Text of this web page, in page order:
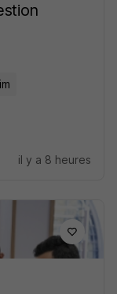
il y a 8 heures